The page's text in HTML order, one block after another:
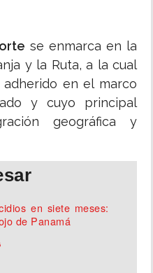
se enmarca en la
y la Ruta, a la cual
en el marco
y cuyo principal
geográfica y
en siete meses:
de Panamá